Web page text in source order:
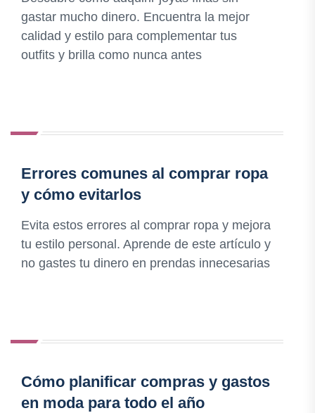
gastar mucho dinero. Encuentra la mejor
calidad y estilo para complementar tus
outfits y brilla como nunca antes
Errores comunes al comprar ropa
y cómo evitarlos
Evita estos errores al comprar ropa y mejora
tu estilo personal. Aprende de este artículo y
no gastes tu dinero en prendas innecesarias
Cómo planificar compras y gastos
en moda para todo el año